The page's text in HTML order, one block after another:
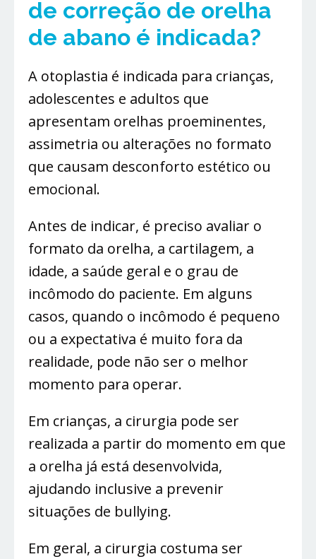
de correção de orelha
de abano é indicada?
A otoplastia é indicada para crianças,
adolescentes e adultos que
apresentam orelhas proeminentes,
assimetria ou alterações no formato
que causam desconforto estético ou
emocional.
Antes de indicar, é preciso avaliar o
formato da orelha, a cartilagem, a
idade, a saúde geral e o grau de
incômodo do paciente. Em alguns
casos, quando o incômodo é pequeno
ou a expectativa é muito fora da
realidade, pode não ser o melhor
momento para operar.
Em crianças, a cirurgia pode ser
realizada a partir do momento em que
a orelha já está desenvolvida,
ajudando inclusive a prevenir
situações de bullying.
Em geral, a cirurgia costuma ser